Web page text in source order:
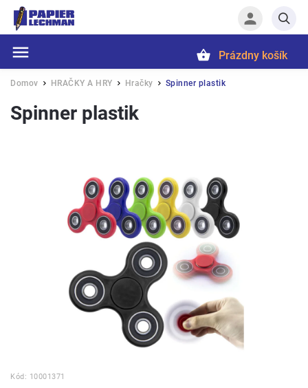
Hľadať
Prázdny košík
Domov / HRAČKY A HRY / Hračky / Spinner plastik
Spinner plastik
Kód: 10001371